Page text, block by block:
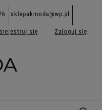
sklepakmoda@wp.pl
się Zaloguj się